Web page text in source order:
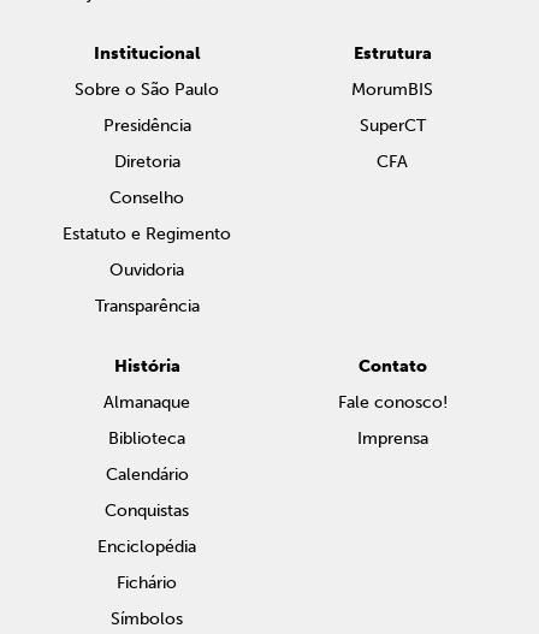
Institucional
Sobre o São Paulo
Presidência
Diretoria
Conselho
Estatuto e Regimento
Ouvidoria
Transparência
Estrutura
MorumBIS
SuperCT
CFA
História
Almanaque
Biblioteca
Calendário
Conquistas
Enciclopédia
Fichário
Símbolos
Contato
Fale conosco!
Imprensa